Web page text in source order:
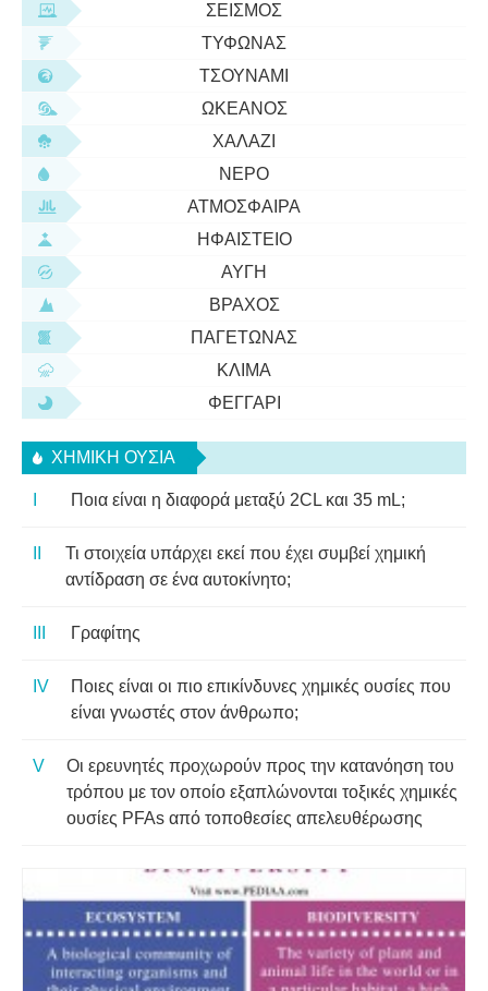
ΣΕΙΣΜΌΣ
ΤΥΦΏΝΑΣ
ΤΣΟΥΝΆΜΙ
ΩΚΕΑΝΌΣ
ΧΑΛΆΖΙ
ΝΕΡΌ
ΑΤΜΌΣΦΑΙΡΑ
ΗΦΑΊΣΤΕΙΟ
ΑΥΓΉ
ΒΡΆΧΟΣ
ΠΑΓΕΤΏΝΑΣ
ΚΛΊΜΑ
ΦΕΓΓΆΡΙ
ΧΗΜΙΚΉ ΟΥΣΊΑ
Ποια είναι η διαφορά μεταξύ 2CL και 35 mL;
Τι στοιχεία υπάρχει εκεί που έχει συμβεί χημική
αντίδραση σε ένα αυτοκίνητο;
Γραφίτης
Ποιες είναι οι πιο επικίνδυνες χημικές ουσίες που
είναι γνωστές στον άνθρωπο;
Οι ερευνητές προχωρούν προς την κατανόηση του
τρόπου με τον οποίο εξαπλώνονται τοξικές χημικές
ουσίες PFAs από τοποθεσίες απελευθέρωσης